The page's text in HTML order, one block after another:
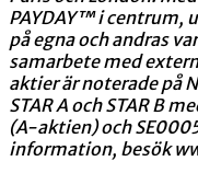
PAYDAY™ i centrum,
på egna och andras
samarbete med
aktier är noterade på
STAR A och STAR B
(A-aktien) och
information, besök